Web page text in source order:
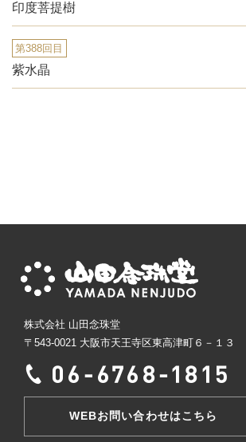
印度菩提樹
第388回目
紫水晶
株式会社 山田念珠堂
〒543-0021 大阪市天王寺区東高津町６－１３
WEBお問い合わせはこちら